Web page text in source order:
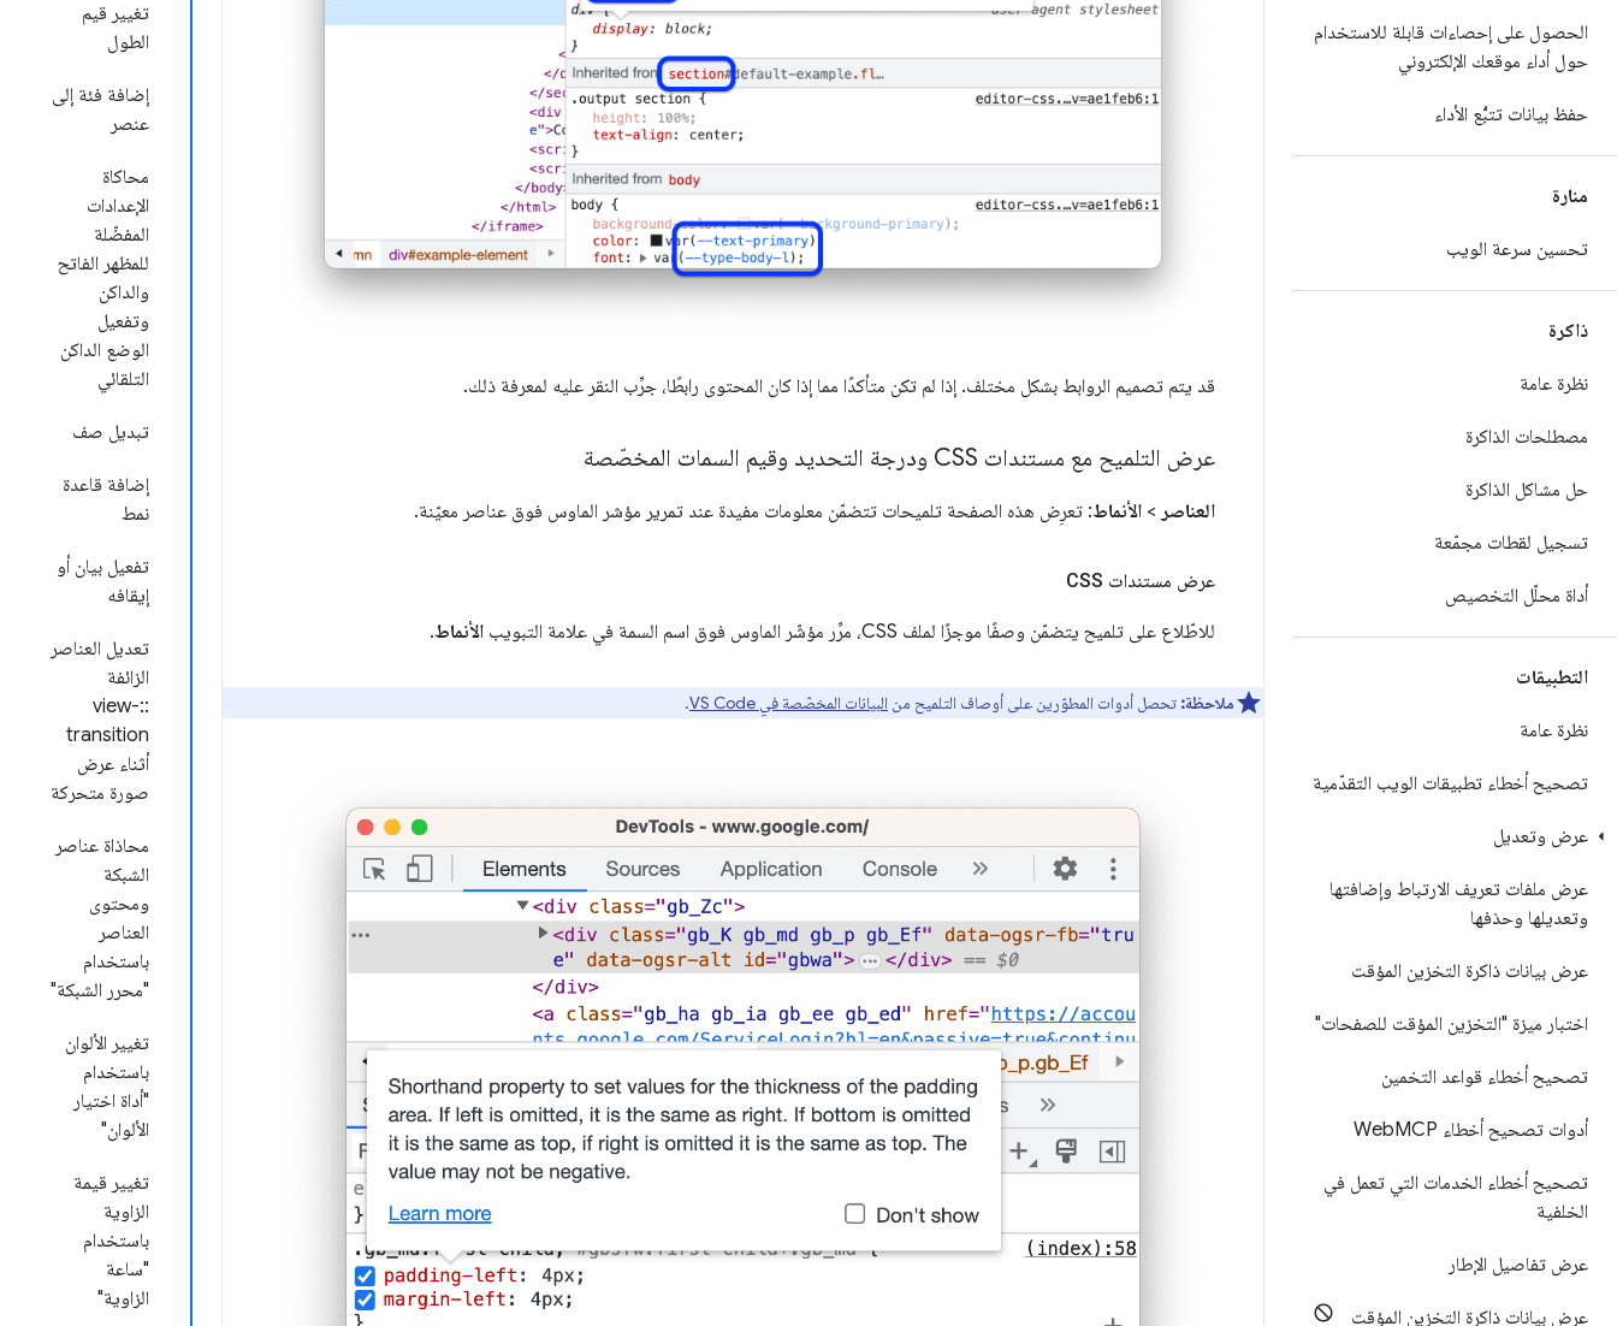
الحصول على إحصاءات قابلة للاستخدام
حول أداء موقعك الإلكتروني
حفظ بيانات تتبُّع الأداء
منارة
تحسين سرعة الويب
ذاكرة
نظرة عامة
مصطلحات الذاكرة
حل مشاكل الذاكرة
تسجيل لقطات مجمّعة
أداة محلّل التخصيص
التطبيقات
نظرة عامة
تصحيح أخطاء تطبيقات الويب التقدّمية
عرض وتعديل
عرض ملفات تعريف الارتباط وإضافتها
وتعديلها وحذفها
عرض بيانات ذاكرة التخزين المؤقت
اختبار ميزة "التخزين المؤقت للصفحات"
تصحيح أخطاء قواعد التخمين
أدوات تصحيح أخطاء Web MCP
تصحيح أخطاء الخدمات التي تعمل في
الخلفية
عرض تفاصيل الإطار
عرض بيانات ذاكرة التخزين المؤقت
تغيير قيم
الطول
إضافة فئة إلى
عنصر
محاكاة
الإعدادات
المفضّلة
للمظهر الفاتح
والداكن
وتفعيل
الوضع الداكن
التلقائي
تبديل صف
إضافة قاعدة
نمط
تفعيل بيان أو
إيقافه
تعديل العناصر
الزائفة
::view-
transition
أثناء عرض
صورة متحركة
محاذاة عناصر
الشبكة
ومحتوى
العناصر
باستخدام
"محرر الشبكة"
تغيير الألوان
باستخدام
"أداة اختيار
الألوان"
تغيير قيمة
الزاوية
باستخدام
"ساعة
الزاوية"
قد يتم تصميم الروابط بشكل مختلف. إذا لم تكن متأكدًا مما إذا كان المحتوى رابطًا، جرِّب النقر عليه لمعرفة ذلك.
عرض التلميح مع مستندات CSS ودرجة التحديد وقيم السمات المخصّصة
العناصر > الأنماط: تعرِض هذه الصفحة تلميحات تتضمّن معلومات مفيدة عند تمرير مؤشر الماوس فوق عناصر معيّنة.
عرض مستندات CSS
للاطّلاع على تلميح يتضمّن وصفًا موجزًا لملف CSS، مرِّر مؤشّر الماوس فوق اسم السمة في علامة التبويب الأنماط.
ملاحظة: تحصل أدوات المطوّرين على أوصاف التلميح من البيانات المخصّصة في VS Code .